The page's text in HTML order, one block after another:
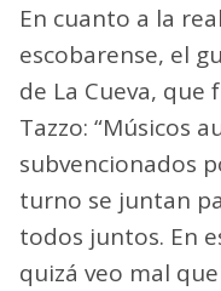
En cuanto a la
escobarense, el
de La Cueva,
Tazzo: “Músicos
subvencionados
turno se juntan
todos juntos. En
quizá veo mal